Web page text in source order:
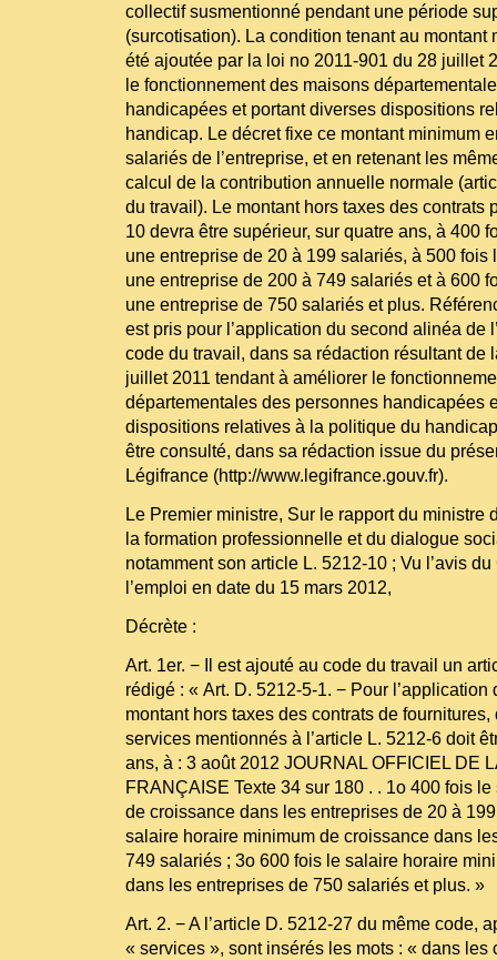
collectif susmentionné pendant une période
(surcotisation). La condition tenant au montant
été ajoutée par la loi no 2011-901 du 28 juillet
le fonctionnement des maisons
handicapées et portant diverses dispositions
handicap. Le décret fixe ce montant minimum
salariés de l’entreprise, et en retenant les
calcul de la contribution annuelle normale
du travail). Le montant hors taxes des contrats
10 devra être supérieur, sur quatre ans, à 400
une entreprise de 20 à 199 salariés, à 500 fois
une entreprise de 200 à 749 salariés et à 600
une entreprise de 750 salariés et plus.
est pris pour l’application du second alinéa de
code du travail, dans sa rédaction résultant de
juillet 2011 tendant à améliorer le
départementales des personnes handicapées
dispositions relatives à la politique du
être consulté, dans sa rédaction issue du
Légifrance (http://www.legifrance.gouv.fr).
Le Premier ministre, Sur le rapport du ministre
la formation professionnelle et du dialogue
notamment son article L. 5212-10 ; Vu l’avis
l’emploi en date du 15 mars 2012,
Décrète :
Art. 1er. − Il est ajouté au code du travail un
rédigé : « Art. D. 5212-5-1. − Pour l’application
montant hors taxes des contrats de
services mentionnés à l’article L. 5212-6 doit
ans, à : 3 août 2012 JOURNAL OFFICIEL DE
FRANÇAISE Texte 34 sur 180 . . 1o 400 fois
de croissance dans les entreprises de 20 à
salaire horaire minimum de croissance dans
749 salariés ; 3o 600 fois le salaire horaire
dans les entreprises de 750 salariés et plus. »
Art. 2. − A l’article D. 5212-27 du même code,
« services », sont insérés les mots : « dans les